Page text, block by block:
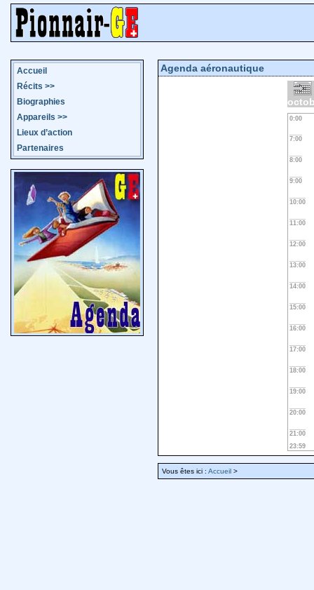
Accueil
Récits >>
Biographies
Appareils >>
Lieux d’action
Partenaires
Agenda aéronautique
0:00
7:00
8:00
9:00
10:00
11:00
12:00
13:00
14:00
15:00
16:00
17:00
18:00
19:00
20:00
21:00
23:59
Vous êtes ici : Accueil >